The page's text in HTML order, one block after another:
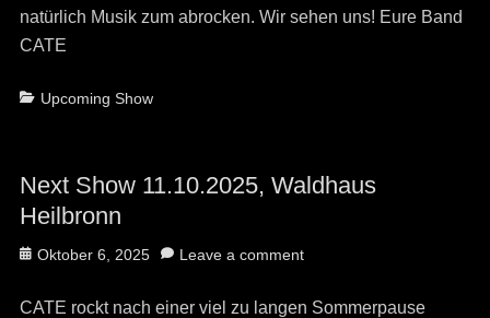
natürlich Musik zum abrocken. Wir sehen uns! Eure Band
CATE
Categories
Upcoming Show
Next Show 11.10.2025, Waldhaus
Heilbronn
Posted
Oktober 6, 2025 Leave a comment
CATE rockt nach einer viel zu langen Sommerpause